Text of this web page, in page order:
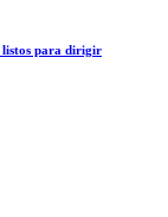
listos para dirigir